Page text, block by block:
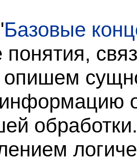
Базовые
понятия,
опишем